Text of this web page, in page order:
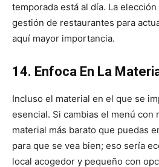
temporada está al día. La
gestión de restaurantes para
aquí mayor importancia.
14. Enfoca En La
Incluso el material en el que se
esencial. Si cambias el menú con
material más barato que puedas
para que se vea bien; eso sería
local acogedor y pequeño con